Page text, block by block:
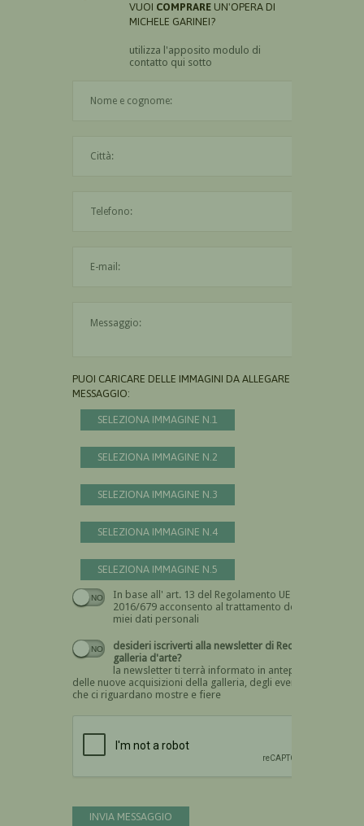
VUOI COMPRARE UN'OPERA DI
MICHELE GARINEI?
utilizza l'apposito modulo di
contatto qui sotto
PUOI CARICARE DELLE IMMAGINI DA ALLEGARE AL
MESSAGGIO:
SELEZIONA IMMAGINE N.1
SELEZIONA IMMAGINE N.2
SELEZIONA IMMAGINE N.3
SELEZIONA IMMAGINE N.4
SELEZIONA IMMAGINE N.5
In base all' art. 13 del Regolamento UE n.
2016/679 acconsento al trattamento dei
miei dati personali
Devi dare il consenso
desideri iscriverti alla newsletter di Recta
galleria d'arte?
la newsletter ti terrà informato in anteprima
delle nuove acquisizioni della galleria, degli eventi
che ci riguardano mostre e fiere
INVIA MESSAGGIO